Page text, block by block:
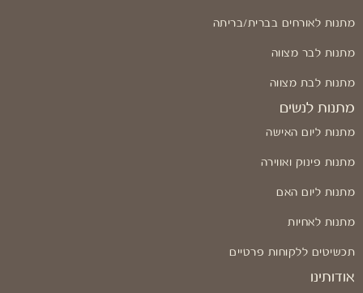
מתנות לאורחים בברית/בריתה
מתנות לבר מצווה
מתנות לבת מצווה
מתנות לנשים
מתנות ליום האישה
מתנות פינוק ואווירה
מתנות ליום האם
מתנות לאחיות
תכשיטים ללקוחות פרטיים
אודותינו